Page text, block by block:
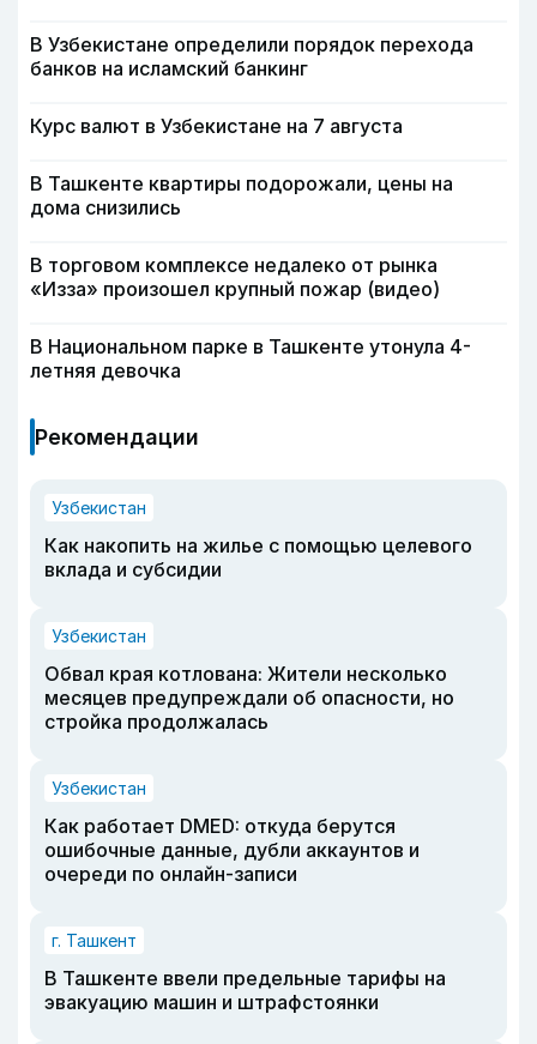
В Узбекистане определили порядок перехода
банков на исламский банкинг
Курс валют в Узбекистане на 7 августа
В Ташкенте квартиры подорожали, цены на
дома снизились
В торговом комплексе недалеко от рынка
«Изза» произошел крупный пожар (видео)
В Национальном парке в Ташкенте утонула 4-
летняя девочка
Рекомендации
Узбекистан
Как накопить на жилье с помощью целевого
вклада и субсидии
Узбекистан
Обвал края котлована: Жители несколько
месяцев предупреждали об опасности, но
стройка продолжалась
Узбекистан
Как работает DMED: откуда берутся
ошибочные данные, дубли аккаунтов и
очереди по онлайн-записи
г. Ташкент
В Ташкенте ввели предельные тарифы на
эвакуацию машин и штрафстоянки